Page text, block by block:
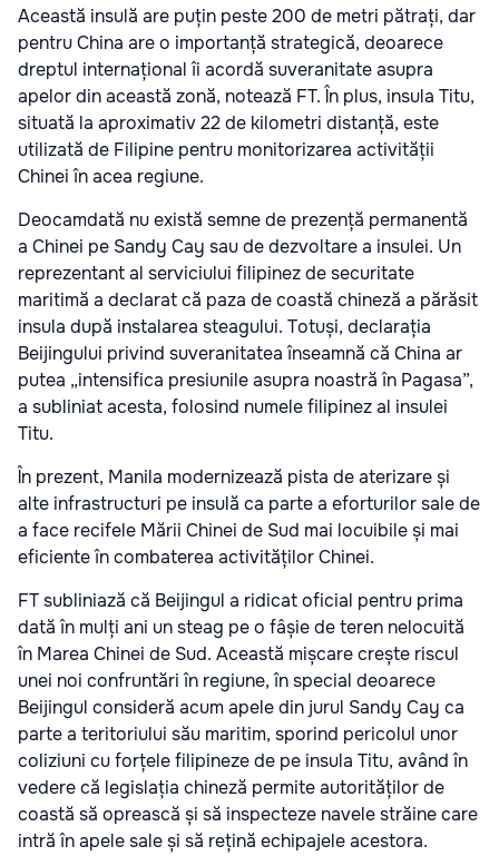
Această insulă are puțin peste 200 de metri pătrați, dar
pentru China are o importanță strategică, deoarece
dreptul internațional îi acordă suveranitate asupra
apelor din această zonă, notează FT. În plus, insula Titu,
situată la aproximativ 22 de kilometri distanță, este
utilizată de Filipine pentru monitorizarea activității
Chinei în acea regiune.
Deocamdată nu există semne de prezență permanentă
a Chinei pe Sandy Cay sau de dezvoltare a insulei. Un
reprezentant al serviciului filipinez de securitate
maritimă a declarat că paza de coastă chineză a părăsit
insula după instalarea steagului. Totuși, declarația
Beijingului privind suveranitatea înseamnă că China ar
putea „intensifica presiunile asupra noastră în Pagasa”,
a subliniat acesta, folosind numele filipinez al insulei
Titu.
În prezent, Manila modernizează pista de aterizare și
alte infrastructuri pe insulă ca parte a eforturilor sale de
a face recifele Mării Chinei de Sud mai locuibile și mai
eficiente în combaterea activităților Chinei.
FT subliniază că Beijingul a ridicat oficial pentru prima
dată în mulți ani un steag pe o fâșie de teren nelocuită
în Marea Chinei de Sud. Această mișcare crește riscul
unei noi confruntări în regiune, în special deoarece
Beijingul consideră acum apele din jurul Sandy Cay ca
parte a teritoriului său maritim, sporind pericolul unor
coliziuni cu forțele filipineze de pe insula Titu, având în
vedere că legislația chineză permite autorităților de
coastă să oprească și să inspecteze navele străine care
intră în apele sale și să rețină echipajele acestora.